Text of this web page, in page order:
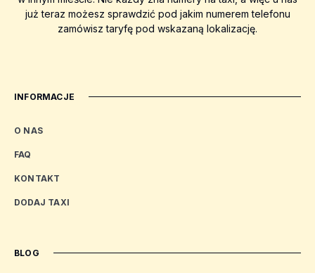
już teraz możesz sprawdzić pod jakim numerem telefonu
zamówisz taryfę pod wskazaną lokalizację.
INFORMACJE
O NAS
FAQ
KONTAKT
DODAJ TAXI
BLOG